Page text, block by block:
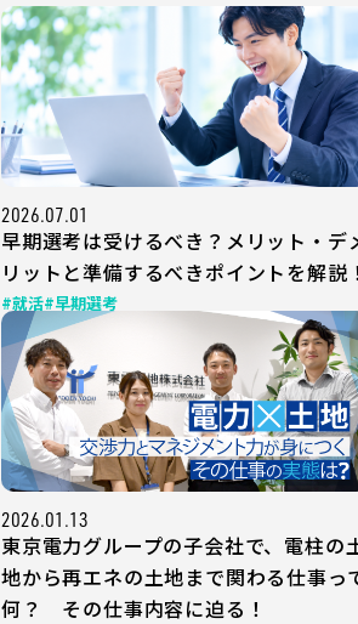
2026.07.01
早期選考は受けるべき？メリット・デ
リットと準備するべきポイントを解説
#就活#早期選考
2026.01.13
東京電力グループの子会社で、電柱の
地から再エネの土地まで関わる仕事っ
何？ その仕事内容に迫る！